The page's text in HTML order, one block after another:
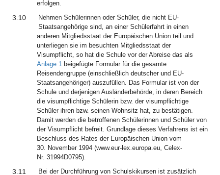
erfolgen.
3.10
Nehmen Schülerinnen oder Schüler, die nicht EU-
Staatsangehörige sind, an einer Schülerfahrt in einen
anderen Mitgliedsstaat der Europäischen Union teil und
unterliegen sie im besuchten Mitgliedsstaat der
Visumpflicht, so hat die Schule vor der Abreise das als
Anlage 1 beigefügte Formular für die gesamte
Reisendengruppe (einschließlich deutscher und EU-
Staatsangehöriger) auszufüllen. Das Formular ist von der
Schule und derjenigen Ausländerbehörde, in deren Bereich
die visumpflichtige Schülerin bzw. der visumpflichtige
Schüler ihren bzw. seinen Wohnsitz hat, zu bestätigen.
Damit werden die betroffenen Schülerinnen und Schüler von
der Visumpflicht befreit. Grundlage dieses Verfahrens ist ein
Beschluss des Rates der Europäischen Union vom
30. November 1994 (www.eur-lex.europa.eu, Celex-
Nr. 31994D0795).
3.11
Bei der Durchführung von Schulskikursen ist zusätzlich